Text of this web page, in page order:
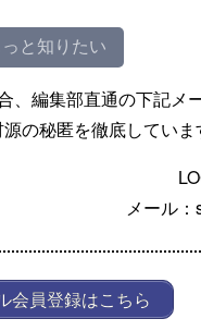
っと知りたい
、編集部直通の下記メ
の秘匿を徹底していま
メール
会員登録はこちら